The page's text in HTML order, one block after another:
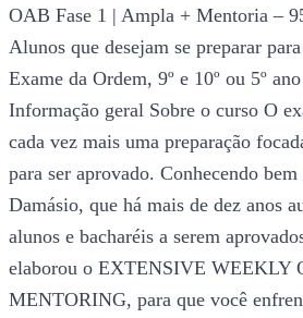
OAB Fase 1 | Ampla + Mentoria –
Alunos que desejam se preparar
Exame da Ordem, 9º e 10º ou 5º
Informação geral Sobre o curso O
cada vez mais uma preparação
para ser aprovado. Conhecendo bem
Damásio, que há mais de dez anos
alunos e bacharéis a serem
elaborou o EXTENSIVE WEEKLY
MENTORING, para que você